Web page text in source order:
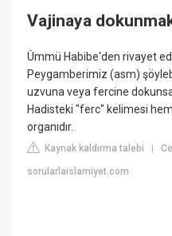
Vajinaya
Ümmü Habibe'den rivayet
Peygamberimiz (asm)
uzvuna veya fercine
Hadisteki "ferc" kelimesi
organıdır.
Kaynak kaldırma talebi |
sorularlaislamiyet.com